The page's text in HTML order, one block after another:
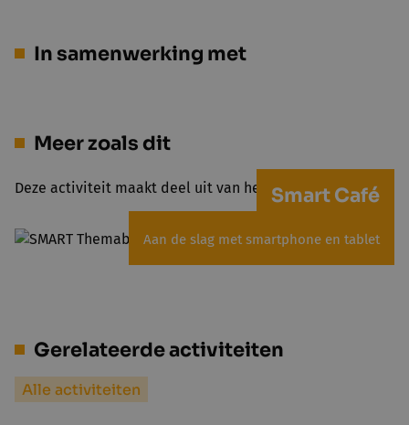
In samenwerking met
Meer zoals dit
Deze activiteit maakt deel uit van het project Smart Café
Smart Café
Aan de slag met smartphone en tablet
Gerelateerde activiteiten
Alle activiteiten